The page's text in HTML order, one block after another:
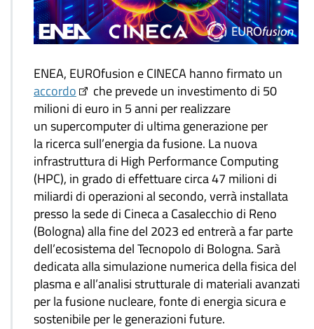
ENEA, EUROfusion e CINECA hanno firmato un
accordo
che prevede un investimento di 50
milioni di euro in 5 anni per realizzare
un supercomputer di ultima generazione per
la ricerca sull’energia da fusione. La nuova
infrastruttura di High Performance Computing
(HPC), in grado di effettuare circa 47 milioni di
miliardi di operazioni al secondo, verrà installata
presso la sede di Cineca a Casalecchio di Reno
(Bologna) alla fine del 2023 ed entrerà a far parte
dell’ecosistema del Tecnopolo di Bologna. Sarà
dedicata alla simulazione numerica della fisica del
plasma e all’analisi strutturale di materiali avanzati
per la fusione nucleare, fonte di energia sicura e
sostenibile per le generazioni future.